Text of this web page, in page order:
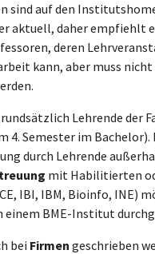
sind auf den
aktuell, daher empfiehlt
deren
kann, aber muss
Lehrende der
Semester im Bachelor).
durch Lehrende
mit Habilitierten
IBI, IBM, Bioinfo, INE)
einem BME-Institut
bei Firmen geschrieben